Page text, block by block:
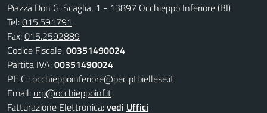
Piazza Don G. Scaglia, 1 - 13897 Occhieppo Inferiore (BI)
Tel:015.591791
Fax:015.2592889
Codice Fiscale:00351490024
Partita IVA:00351490024
P.E.C.:occhieppoinferiore@pec.ptbiellese.it
Email: urp@occhieppoinf.it
Fatturazione Elettronica:vedi Uffici